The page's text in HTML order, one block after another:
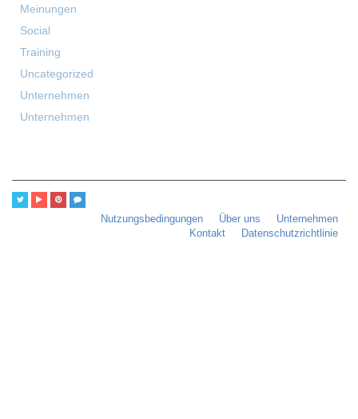
Meinungen
Social
Training
Uncategorized
Unternehmen
Unternehmen
Unternehmen
Über uns
Nutzungsbedingungen
Datenschutzrichtlinie
Kontakt